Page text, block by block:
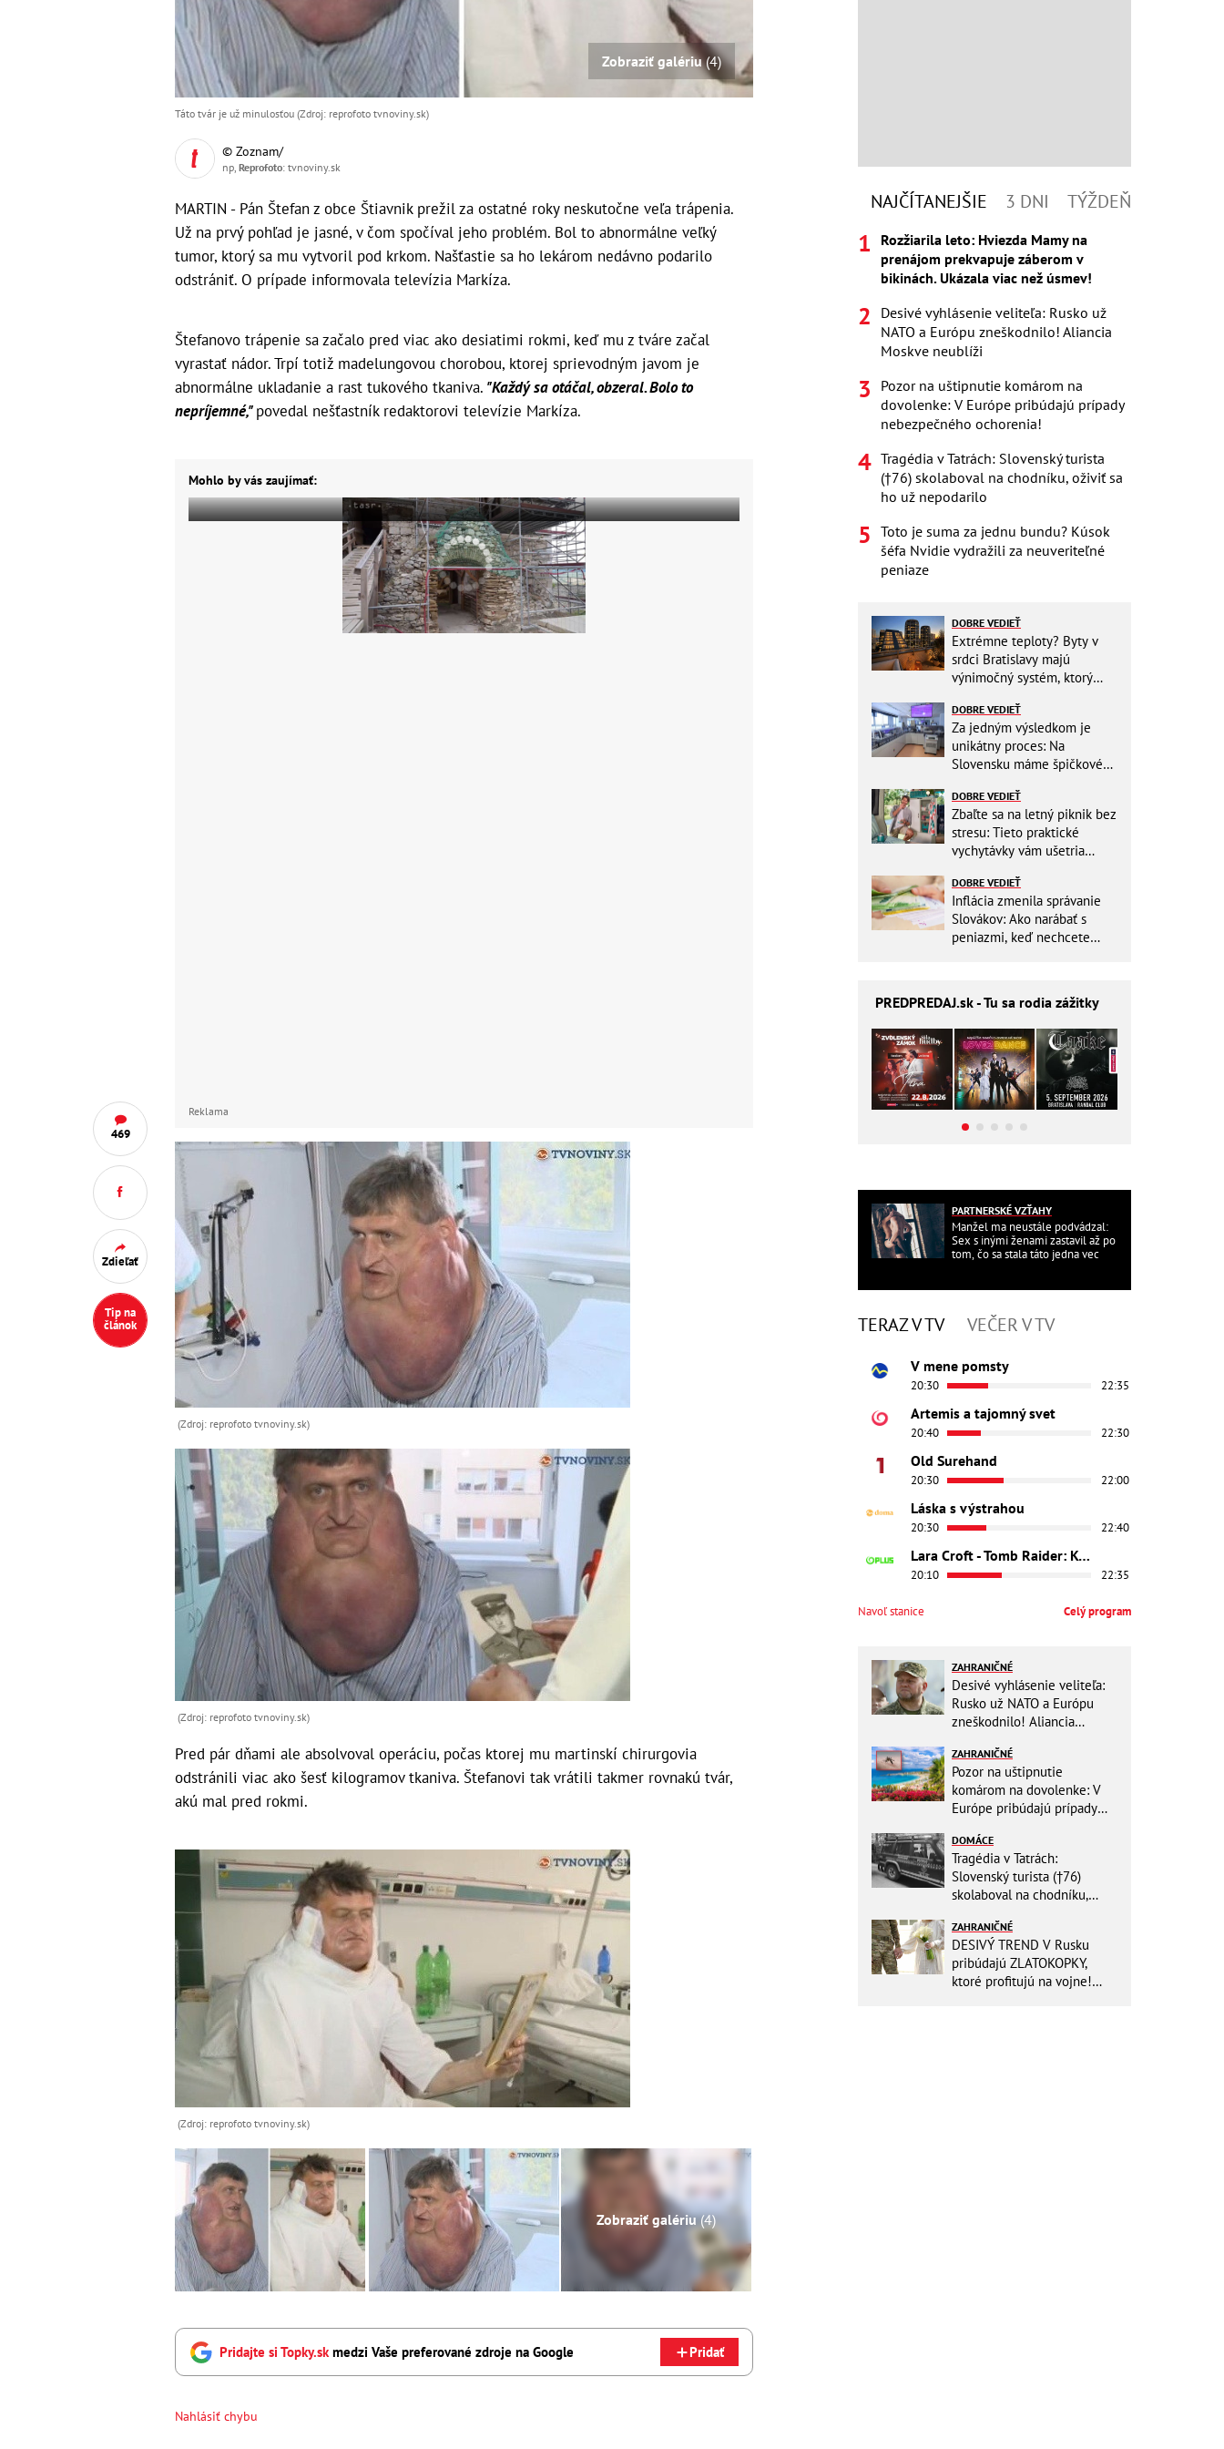
469
Zdieľať
Tip na
článok
Zobraziť galériu(4)
Táto tvár je už minulosťou (Zdroj: reprofoto tvnoviny.sk)
© Zoznam/
np, Reprofoto: tvnoviny.sk
MARTIN - Pán Štefan z obce Štiavnik prežil za ostatné roky neskutočne veľa trápenia.
Už na prvý pohľad je jasné, v čom spočíval jeho problém. Bol to abnormálne veľký
tumor, ktorý sa mu vytvoril pod krkom. Našťastie sa ho lekárom nedávno podarilo
odstrániť. O prípade informovala televízia Markíza.
Štefanovo trápenie sa začalo pred viac ako desiatimi rokmi, keď mu z tváre začal
vyrastať nádor. Trpí totiž madelungovou chorobou, ktorej sprievodným javom je
abnormálne ukladanie a rast tukového tkaniva. "Každý sa otáčal, obzeral. Bolo to
nepríjemné,"povedal nešťastník redaktorovi televízie Markíza.
Mohlo by vás zaujímať:
Reklama
(Zdroj: reprofoto tvnoviny.sk)
(Zdroj: reprofoto tvnoviny.sk)
Pred pár dňami ale absolvoval operáciu, počas ktorej mu martinskí chirurgovia
odstránili viac ako šesť kilogramov tkaniva. Štefanovi tak vrátili takmer rovnakú tvár,
akú mal pred rokmi.
(Zdroj: reprofoto tvnoviny.sk)
Zobraziť galériu(4)
Pridajte si Topky.sk medzi Vaše preferované zdroje na Google Pridať
Nahlásiť chybu
NAJČÍTANEJŠIE 3 DNI TÝŽDEŇ
Rozžiarila leto: Hviezda Mamy na
prenájom prekvapuje záberom v
bikinách. Ukázala viac než úsmev!
Desivé vyhlásenie veliteľa: Rusko už
NATO a Európu zneškodnilo! Aliancia
Moskve neublíži
Pozor na uštipnutie komárom na
dovolenke: V Európe pribúdajú prípady
nebezpečného ochorenia!
Tragédia v Tatrách: Slovenský turista
(†76) skolaboval na chodníku, oživiť sa
ho už nepodarilo
Toto je suma za jednu bundu? Kúsok
šéfa Nvidie vydražili za neuveriteľné
peniaze
DOBRE VEDIEŤ
Extrémne teploty? Byty v
srdci Bratislavy majú
výnimočný systém, ktorý
DOBRE VEDIEŤ
Za jedným výsledkom je
unikátny proces: Na
Slovensku máme špičkové
DOBRE VEDIEŤ
Zbaľte sa na letný piknik bez
stresu: Tieto praktické
vychytávky vám ušetria
DOBRE VEDIEŤ
Inflácia zmenila správanie
Slovákov: Ako narábať s
peniazmi, keď nechcete
PREDPREDAJ.sk - Tu sa rodia zážitky
PARTNERSKÉ VZŤAHY
Manžel ma neustále podvádzal:
Sex s inými ženami zastavil až po
tom, čo sa stala táto jedna vec
TERAZ V TV VEČER V TV
V mene pomsty
20:30 22:35
Artemis a tajomný svet
20:40 22:30
Old Surehand
20:30 22:00
Láska s výstrahou
20:30 22:40
Lara Croft - Tomb Raider: Kolíska života
20:10 22:35
Navoľ stanice Celý program
ZAHRANIČNÉ
Desivé vyhlásenie veliteľa:
Rusko už NATO a Európu
zneškodnilo! Aliancia
ZAHRANIČNÉ
Pozor na uštipnutie
komárom na dovolenke: V
Európe pribúdajú prípady
DOMÁCE
Tragédia v Tatrách:
Slovenský turista (†76)
skolaboval na chodníku,
ZAHRANIČNÉ
DESIVÝ TREND V Rusku
pribúdajú ZLATOKOPKY,
ktoré profitujú na vojne!